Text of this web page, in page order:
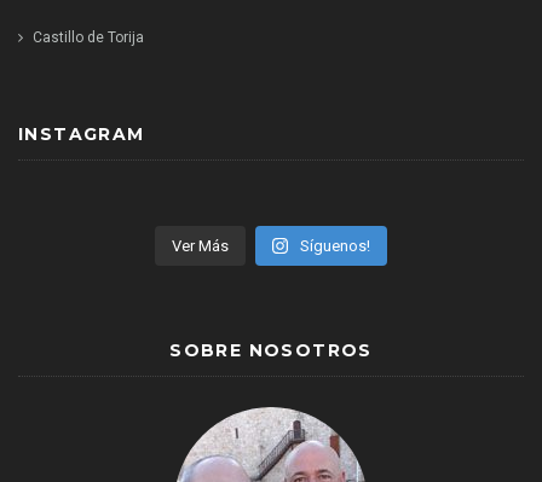
Castillo de Torija
INSTAGRAM
Ver Más Síguenos!
SOBRE NOSOTROS